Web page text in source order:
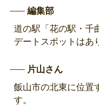
編集部
道の駅「花の駅・千
デートスポットはあ
片山さん
飯山市の北東に位置
す。